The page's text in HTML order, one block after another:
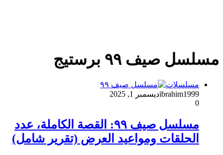
مسلسل صيف ٩٩ برستيج
مسلسلات
ibrahim1999ديسمبر 1, 2025
0
مسلسل صيف ٩٩: القصة الكاملة، عدد
الحلقات ومواعيد العرض (تقرير شامل)